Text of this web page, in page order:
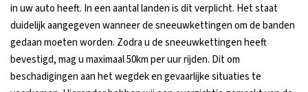
in uw auto heeft. In een aantal landen is dit verplicht. Het staat
duidelijk aangegeven wanneer de sneeuwkettingen om de banden
gedaan moeten worden. Zodra u de sneeuwkettingen heeft
bevestigd, mag u maximaal 50km per uur rijden. Dit om
beschadigingen aan het wegdek en gevaarlijke situaties te